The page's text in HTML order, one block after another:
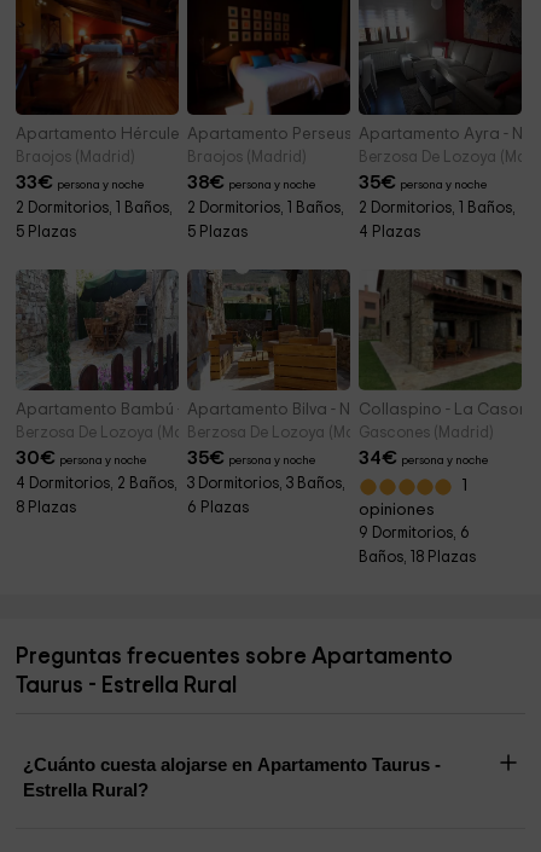
Apartamento Hércules - Estrella Rural
Braojos (Madrid)
33€ persona y noche
2 Dormitorios, 1 Baños,
5 Plazas
Apartamento Perseus - Estrella Rural
Braojos (Madrid)
38€ persona y noche
2 Dormitorios, 1 Baños,
5 Plazas
Apartamento Ayra -
Berzosa De Lozoya
35€ persona y noche
2 Dormitorios, 1 Baños,
4 Plazas
Apartamento Bambú - Nature Rural
Berzosa De Lozoya (Madrid)
30€ persona y noche
4 Dormitorios, 2 Baños,
8 Plazas
Apartamento Bilva - Nature Rural
Berzosa De Lozoya (Madrid)
35€ persona y noche
3 Dormitorios, 3 Baños,
6 Plazas
Collaspino - La
Gascones (Madrid)
34€ persona y noche
opiniones
9 Dormitorios, 6
Baños, 18 Plazas
Preguntas frecuentes sobre Apartamento
Taurus - Estrella Rural
¿Cuánto cuesta alojarse en Apartamento Taurus -
Estrella Rural?